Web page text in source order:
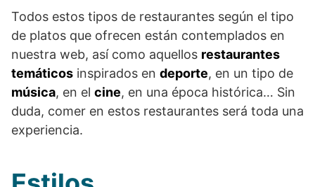
Todos estos tipos de restaurantes según el tipo
de platos que ofrecen están contemplados en
nuestra web, así como aquellos restaurantes
temáticos inspirados en deporte, en un tipo de
música, en el cine, en una época histórica… Sin
duda, comer en estos restaurantes será toda una
experiencia.